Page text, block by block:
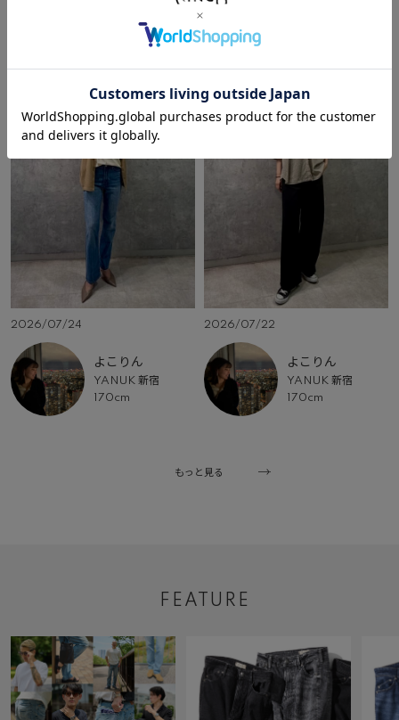
その他のコーディネート
2026/07/24
よこりん
YANUK 新宿
170cm
2026/07/22
よこりん
YANUK 新宿
170cm
もっと見る
FEATURE